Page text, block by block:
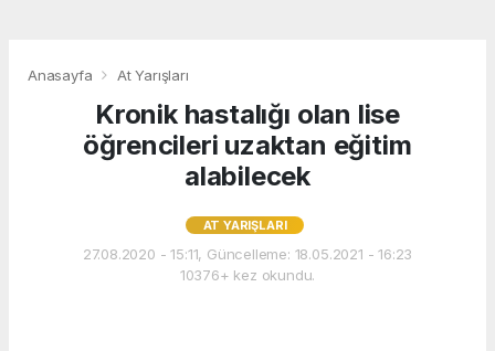
Anasayfa At Yarışları
Kronik hastalığı olan lise
öğrencileri uzaktan eğitim
alabilecek
AT YARIŞLARI
27.08.2020 - 15:11, Güncelleme: 18.05.2021 - 16:23
10376+ kez okundu.